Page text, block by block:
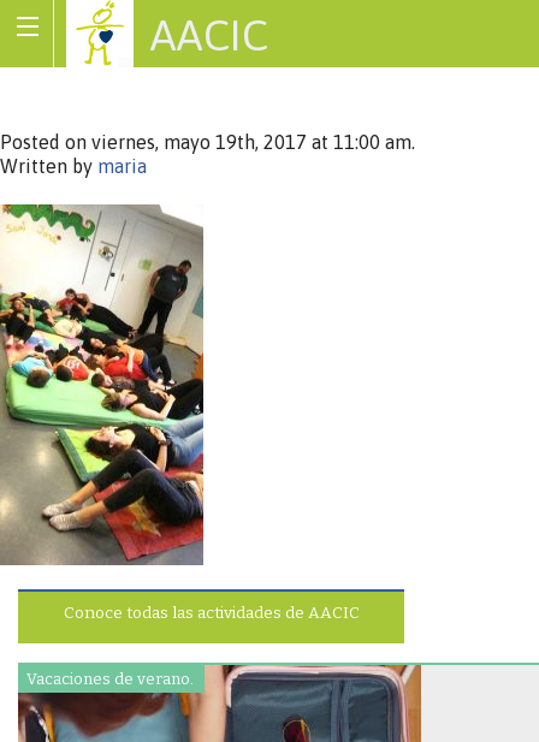
AACIC
Posted on viernes, mayo 19th, 2017 at 11:00 am.
Written by maria
Conoce todas las actividades de AACIC
Vacaciones de verano.